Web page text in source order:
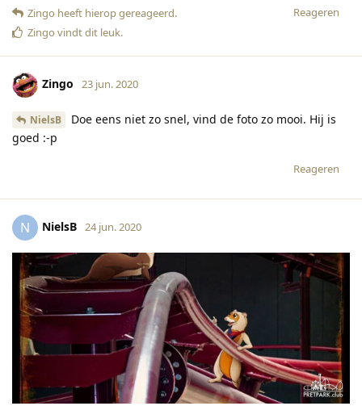
Reageren
Zingo heeft hierop gereageerd.
Zingo vindt dit leuk.
Zingo 23 jun. 2020
NielsB
Doe eens niet zo snel, vind de foto zo mooi. Hij is
goed :-p
Reageren
N NielsB 24 jun. 2020